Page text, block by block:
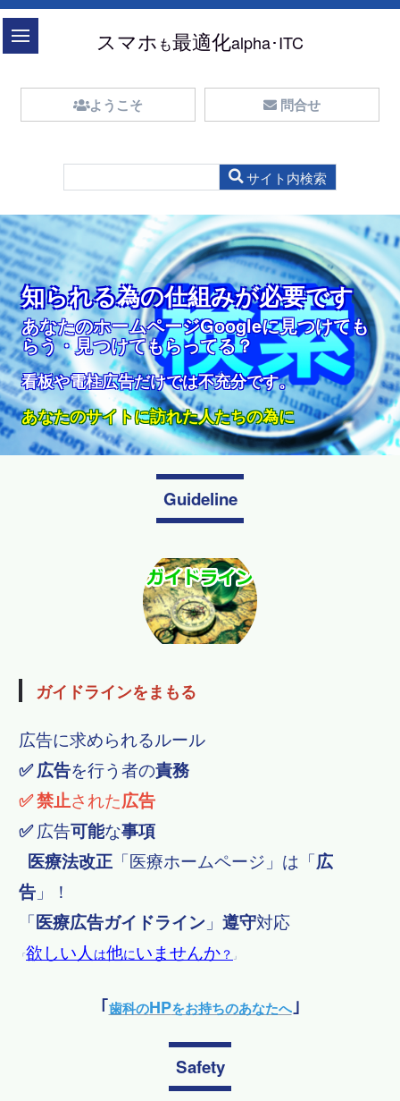
スマホ も最適化alpha･ITC
ようこそ 問合せ
どうやって医院を探しますか？
あなたは、どんな方法でお医者さんを
探しますか？
どうやって病院を探しますか？どんな医院なら少
し遠くても通いますか
スライダー画像クリックで関連記事にジャンプし
ます
どんな、お医者さん？
どんな医院なら？
多少遠くても行きますか？
通いますか？
クリックされ訪問されるために必要なこと
知られる為の仕組みが必要です
やみよのカラスになっていませんかホ
ームページ？
看板や電柱広告だけでは不充分なんです。
ウェブマーケティングが必要です。
知られる為の仕組みが必要です
あなたのホームページGoogleに見つけても
らう・見つけてもらってる？
看板や電柱広告だけでは不充分です。
あなたのサイトに訪れた人たちの為に
ホームページを持っていても、
知られるための仕組みが無ければ
ホームページが無いのと同じです。
サイト訪問者は、院内・設備ツアーや写真ギャラ
リーが見たくて「検索」している訳ではありませ
ん
ホームページの無い医院は論外です。得られる情報が無
いから
ツアーしたい訳ではありません
医療設備や機器の、
通り一遍のカタログ的内容では
サイト訪問者は、何が良いか？何の為に・なぜ必
要で、何が自分にとって有用なのかが分かりませ
ん。
必要なことは利用者の為の情報発信
ツアーが目的ではありません
医療設備や機器の、
通り一遍のカタログ的内容では
サイト訪問者は、何が良いのか？何の為に・必要
で、何が自分にとって有用なのかが分かりません
競合店表示なしGoogleマップ
余計な情報で利用者の邪魔をしない
ライバルを表示しないGoogleマップが
欲しい人、ほかにいませんか？
マップ上の住所表示・ポップアップは邪魔
手紙を出す訳じゃない・〒や都道府県名も！
入力が簡単な問合せ
あなたのお客様になってくれるかも知
れない人たちにとって
簡単お問い合わせ入力・安心の暗号化対策
無料で問合せ
簡易予約入力が簡単
予約日や時刻の入力も選択方式
(日付はカレンダーで、時刻も選択で簡単)
予約が簡単なサイト。しかも安心の暗号化対策（SSL)
メールで折り返し確認で確定
スマホ最適化サイト
スマホも、パソコンも、タブレットも
これ１つでOK
MFI※もRWD※にも対応しています
ウェブサイトのあるべき姿
タップでスグに電話できます。
どこにいても、どのページにいても、
あなたのサイトに訪れた
お客様になってくれるかも知れない人たちに便利
です
タップでスグに電話できます。
スマホ最適サイトしませんか？
インターネット利用のほとんどがスマ
ホから
理由は、パソコンなくてもスマホを持っているか
ら
スマホがつなぐネットに縁がなかった人たちをWebに
Guideline
ガイドラインをまもる
広告に求められるルール
✅ 広告を行う者の責務
✅禁止された広告
✅ 広告可能な事項
医療法改正 「 医療ホームページ」は「 広
告 」！
「 医療広告ガイドライン 」 遵守対応
「 欲しい人 は他にいませんか ？ 」
｢ 歯科のHPをお持ちのあなたへ｣
Safety
目次